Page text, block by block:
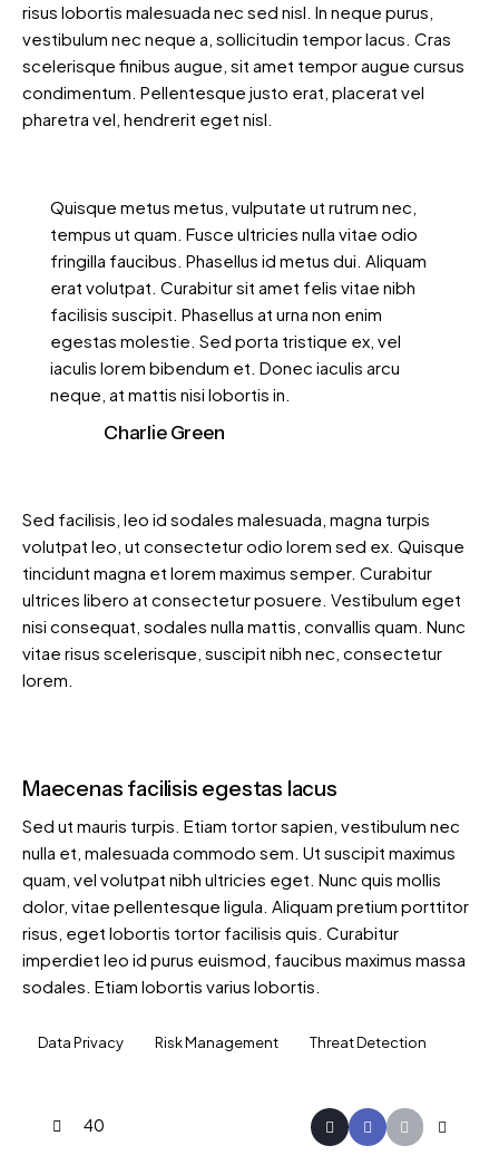
risus lobortis malesuada nec sed nisl. In neque purus,
vestibulum nec neque a, sollicitudin tempor lacus. Cras
scelerisque finibus augue, sit amet tempor augue cursus
condimentum. Pellentesque justo erat, placerat vel
pharetra vel, hendrerit eget nisl.
Quisque metus metus, vulputate ut rutrum nec,
tempus ut quam. Fusce ultricies nulla vitae odio
fringilla faucibus. Phasellus id metus dui. Aliquam
erat volutpat. Curabitur sit amet felis vitae nibh
facilisis suscipit. Phasellus at urna non enim
egestas molestie. Sed porta tristique ex, vel
iaculis lorem bibendum et. Donec iaculis arcu
neque, at mattis nisi lobortis in.
Charlie Green
Sed facilisis, leo id sodales malesuada, magna turpis
volutpat leo, ut consectetur odio lorem sed ex. Quisque
tincidunt magna et lorem maximus semper. Curabitur
ultrices libero at consectetur posuere. Vestibulum eget
nisi consequat, sodales nulla mattis, convallis quam. Nunc
vitae risus scelerisque, suscipit nibh nec, consectetur
lorem.
Maecenas facilisis egestas lacus
Sed ut mauris turpis. Etiam tortor sapien, vestibulum nec
nulla et, malesuada commodo sem. Ut suscipit maximus
quam, vel volutpat nibh ultricies eget. Nunc quis mollis
dolor, vitae pellentesque ligula. Aliquam pretium porttitor
risus, eget lobortis tortor facilisis quis. Curabitur
imperdiet leo id purus euismod, faucibus maximus massa
sodales. Etiam lobortis varius lobortis.
Data Privacy Risk Management Threat Detection
40